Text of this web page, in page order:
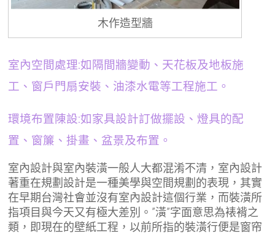
木作造型牆
室內空間處理:如隔間牆變動、天花板及地板施
工、窗戶門扇安裝、油漆水電等工程施工。
環境布置陳設:如家具設計訂做擺設、燈具的配
置、窗簾、掛畫、盆景及布置。
室內設計與室內裝潢一般人大都混淆不清，室內設計
著重在規劃設計是一種美學與空間規劃的表現，其實
在早期台灣社會並沒有室內設計這個行業，而裝潢所
指項目與今天又有極大差別。”潢”字面意思為裱褙之
類，即現在的壁紙工程，以前所指的裝潢行便是窗帘